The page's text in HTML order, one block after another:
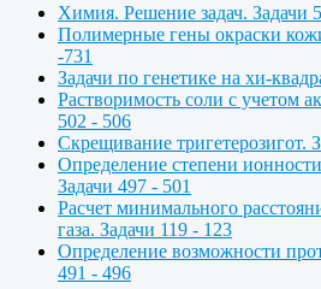
Химия. Решение задач. Задачи
Полимерные гены окраски
-731
Задачи по генетике на хи-
Растворимость соли с учетом
502 - 506
Скрещивание тригетерозигот.
Определение степени
Задачи 497 - 501
Расчет минимального
газа. Задачи 119 - 123
Определение возможности
491 - 496